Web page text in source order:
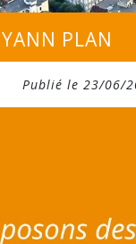
PLAN
Publié le 23/06/